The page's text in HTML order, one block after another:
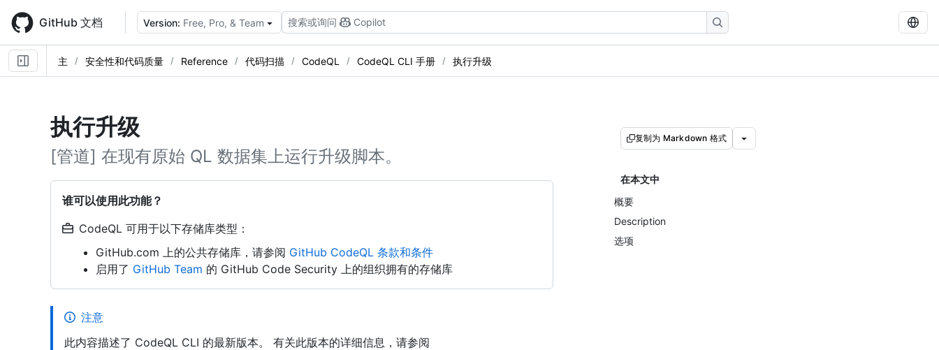
main
content
GitHub 文档 Version: Free, Pro, & Team 搜索或询问 Copilot
主 安全性和代码质量 Reference 代码扫描 CodeQL CodeQL CLI 手册 执行升级
执行升级
[管道] 在现有原始 QL 数据集上运行升级脚本。
谁可以使用此功能？
CodeQL 可用于以下存储库类型：
GitHub.com 上的公共存储库，请参阅 GitHub CodeQL 条款和条件
启用了 GitHub Team 的 GitHub Code Security 上的组织拥有的存储库
复制为 Markdown 格式
在本文中
概要
Description
选项
注意
此内容描述了 CodeQL CLI 的最新版本。 有关此版本的详细信息，请参阅